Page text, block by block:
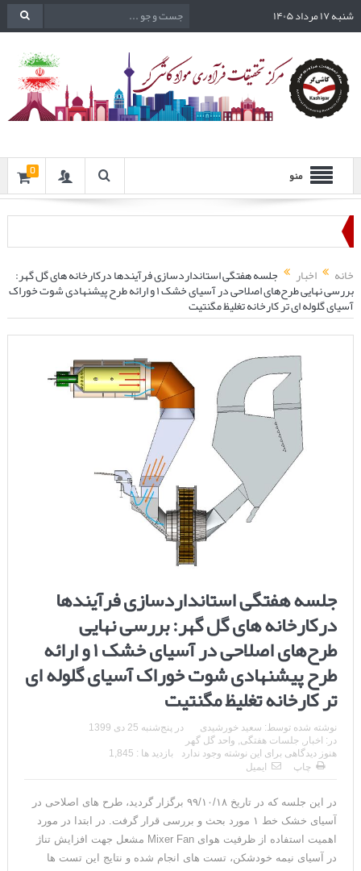
شنبه ۱۷ مرداد ۱۴۰۵
منو 0
خانه اخبار جلسه هفتگی استانداردسازی فرآیندها درکارخانه های گل گهر:
بررسی نهایی طرح‌های اصلاحی در آسیای خشک ۱ و ارائه طرح پیشنهادی شوت خوراک
آسیای گلوله ای تر کارخانه تغلیظ مگنتیت
جلسه هفتگی استانداردسازی فرآیندها
درکارخانه های گل گهر: بررسی نهایی
طرح‌های اصلاحی در آسیای خشک ۱ و ارائه
طرح پیشنهادی شوت خوراک آسیای گلوله ای
تر کارخانه تغلیظ مگنتیت
نوشته شده توسط: سعید خورشیدی در پنج‌شنبه 25 دی 1399
در: اخبار جلسات هفتگی واحد گل گهر
هنوز دیدگاهی برای این نوشته وجود ندارد
بازدید ها : 1,845
چاپ
ایمیل
در این جلسه که در تاریخ ۹۹/۱۰/۱۸ برگزار گردید، طرح های اصلاحی در
آسیای خشک خط ۱ مورد بحث و بررسی قرار گرفت. در ابتدا در مورد
اهمیت استفاده از ظرفیت هوای Mixer Fan مشعل جهت افزایش تناژ
در آسیای نیمه خودشکن، تست های انجام شده و نتایج این تست ها